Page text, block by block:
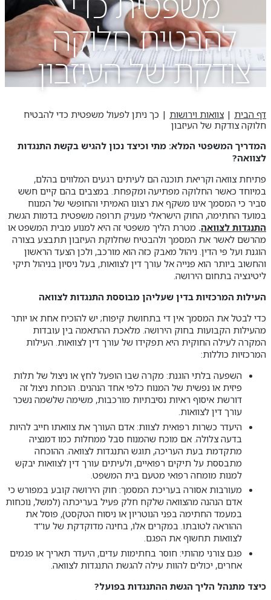
להבטיח חלוקה
צודקת של העיזבון
דף הבית| צוואות וירושות| כך ניתן לפעול משפטית כדי להבטיח
חלוקה צודקת של העיזבון
המדריך המשפטי המלא: מתי וכיצד נכון להגיש בקשת התנגדות
לצוואה?
פתיחת צוואה וקריאת תוכנה הם לעיתים רגעים המלווים בהלם,
במיוחד כאשר החלוקה מפתיעה ומקפחת. במצבים בהם קיים חשש
סביר כי המסמך אינו משקף את רצונו האמיתי והחופשי של המנוח
במועד החתימה, החוק הישראלי מעניק תרופה משפטית בדמות הגשת
התנגדות לצוואה.מטרת הליך משפטי זה היא למנוע מבית המשפט או
מהרשם לאשר את המסמך ולהבטיח שחלוקת העיזבון תתבצע בצורה
הוגנת ועל פי הדין. ניהול מאבק כזה הוא מורכב, ולכן הצעד הראשון
והחשוב ביותר הוא פנייה אל עורך דין לצוואות, בעל ניסיון בניהול תיקי
ליטיגציה בתחום הירושה.
העילות המרכזיות בדין שעליהן מבוססת התנגדות לצוואה
כדי לבטל את המסמך אין די בתחושת קיפוח; יש להוכיח אחת או יותר
מהעילות הקבועות בחוק הירושה. מלאכת ההתאמה בין עובדות
המקרה לעילה החוקית היא תפקידו של עורך דין לצוואות. העילות
המרכזיות כוללות:
השפעה בלתי הוגנת: מקרה שבו הופעל לחץ או ניצול של תלות
פיזית או נפשית של המנוח כלפי אחד הנהנים. הוכחת ניצול זה
דורשת איסוף ראיות נסיבתיות מורכבות, משימה שלשמה נשכר
עורך דין לצוואות.
היעדר כשרות רפואית לצוות: אדם העורך את צוואתו חייב להיות
בדעה צלולה. אם מוכח שהמנוח סבל ממחלות כמו דמנציה
מתקדמת בעת העריכה, תוגש התנגדות לצוואה. ההוכחה
מתבססת על תיקים רפואיים, ולעיתים עורך דין לצוואות יבקש
למנות מומחה רפואי מטעם בית המשפט.
מעורבות אסורה בעריכת המסמך: חוק הירושה קובע במפורש כי
אדם הנהנה מהצוואה שלקח חלק פעיל בעריכתה (למשל, נוכחות
במעמד החתימה בפני הנוטריון או ניסוח הטקסט), פוסל את
ההוראה לטובתו. במקרים אלו, בחינה מדוקדקת של עו"ד
לצוואות תחשוף את הפגם.
פגם צורני מהותי: חוסר בחתימות עדים, היעדר תאריך או פגמים
אחרים, יכולים להוות עילה להגשת התנגדות לצוואה.
כיצד מתנהל הליך הגשת ההתנגדות בפועל?